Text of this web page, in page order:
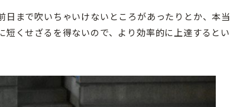
まで吹いちゃいけないところがあったりとか、本当
くせざるを得ないので、より効率的に上達するとい